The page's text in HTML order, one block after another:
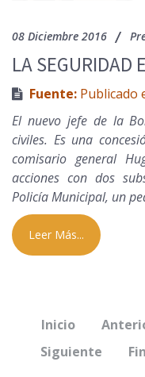
08 Diciembre 2016
LA SEGURIDAD
Fuente: Publicado
El nuevo jefe de la
civiles. Es una
comisario general
acciones con dos
Policía Municipal, un
Leer Más...
Inicio
Siguiente